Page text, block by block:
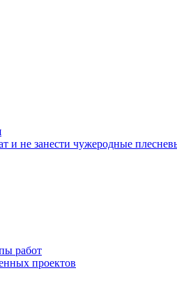
и не занести чужеродные
работ
проектов